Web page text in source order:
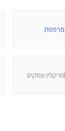
מרפסת
טרקלין עסקים